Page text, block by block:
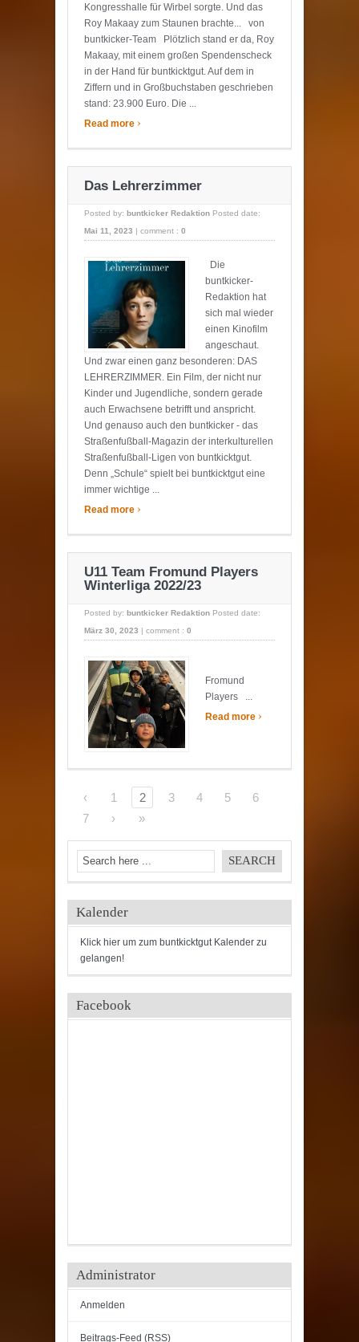
Kongresshalle für Wirbel sorgte. Und das
Roy Makaay zum Staunen brachte... von
buntkicker-Team Plötzlich stand er da, Roy
Makaay, mit einem großen Spendenscheck
in der Hand für buntkicktgut. Auf dem in
Ziffern und in Großbuchstaben geschrieben
stand: 23.900 Euro. Die ...
Read more ›
Das Lehrerzimmer
Posted by: buntkicker Redaktion Posted date:
Mai 11, 2023 | comment : 0
Die
buntkicker-
Redaktion hat
sich mal wieder
einen Kinofilm
angeschaut.
Und zwar einen ganz besonderen: DAS
LEHRERZIMMER. Ein Film, der nicht nur
Kinder und Jugendliche, sondern gerade
auch Erwachsene betrifft und anspricht.
Und genauso auch den buntkicker - das
Straßenfußball-Magazin der interkulturellen
Straßenfußball-Ligen von buntkicktgut.
Denn „Schule“ spielt bei buntkicktgut eine
immer wichtige ...
Read more ›
U11 Team Fromund Players
Winterliga 2022/23
Posted by: buntkicker Redaktion Posted date:
März 30, 2023 | comment : 0
Fromund
Players ...
Read more ›
‹ 1 2 3 4 5
6
7
› »
Kalender
Klick hier um zum buntkicktgut Kalender zu
gelangen!
Facebook
Administrator
Anmelden
Beitrags-Feed (RSS)